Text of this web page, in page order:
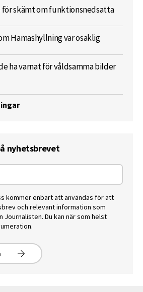
skämt om funktionsnedsatta
Hamashyllning var osaklig
ha varnat för våldsamma bilder
nyhetsbrevet
kommer enbart att användas för att
och relevant information som
Journalisten. Du kan när som helst